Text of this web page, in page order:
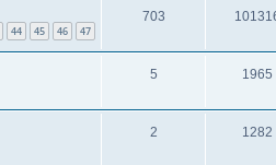
44 45 46 47
703
5 1965
2 1282